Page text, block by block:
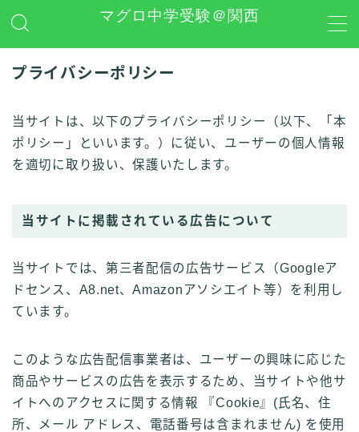
マグロ中学受験＠関西
学習グッズレビュー
プライバシーポリシー
プライバシーポリシー
当サイトは、以下のプライバシーポリシー（以下、「本
ポリシー」といいます。）に従い、ユーザーの個人情報
を適切に取り扱い、保護いたします。
当サイトに掲載されている広告について
当サイトでは、第三者配信の広告サービス（Googleア
ドセンス、A8.net、Amazonアソシエイト等）を利用し
ています。
このような広告配信事業者は、ユーザーの興味に応じた
商品やサービスの広告を表示するため、当サイトや他サ
イトへのアクセスに関する情報 『Cookie』(氏名、住
所、メール アドレス、電話番号は含まれません) を使用